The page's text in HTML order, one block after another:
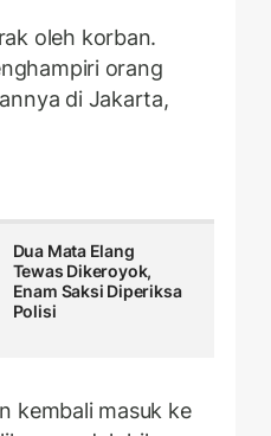
oleh korban.
orang
di Jakarta,
Dua Mata Elang
Tewas Dikeroyok,
Enam Saksi Diperiksa
Polisi
kembali masuk ke